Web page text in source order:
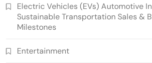
Electric Vehicles (EVs) Automotive
Sustainable Transportation Sales &
Milestones
Entertainment